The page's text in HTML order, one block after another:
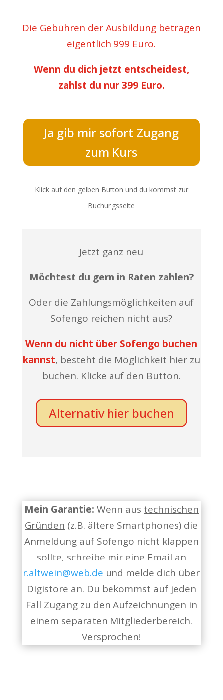
Die Gebühren der Ausbildung betragen
eigentlich 999 Euro.
Wenn du dich jetzt entscheidest,
zahlst du nur 399 Euro.
Ja gib mir sofort Zugang
zum Kurs
Klick auf den gelben Button und du kommst zur
Buchungsseite
Jetzt ganz neu
Möchtest du gern in Raten zahlen?
Oder die Zahlungsmöglichkeiten auf
Sofengo reichen nicht aus?
Wenn du nicht über Sofengo buchen
kannst, besteht die Möglichkeit hier zu
buchen. Klicke auf den Button.
Alternativ hier buchen
Mein Garantie: Wenn aus technischen
Gründen (z.B. ältere Smartphones) die
Anmeldung auf Sofengo nicht klappen
sollte, schreibe mir eine Email an
r.altwein@web.de und melde dich über
Digistore an. Du bekommst auf jeden
Fall Zugang zu den Aufzeichnungen in
einem separaten Mitgliederbereich.
Versprochen!